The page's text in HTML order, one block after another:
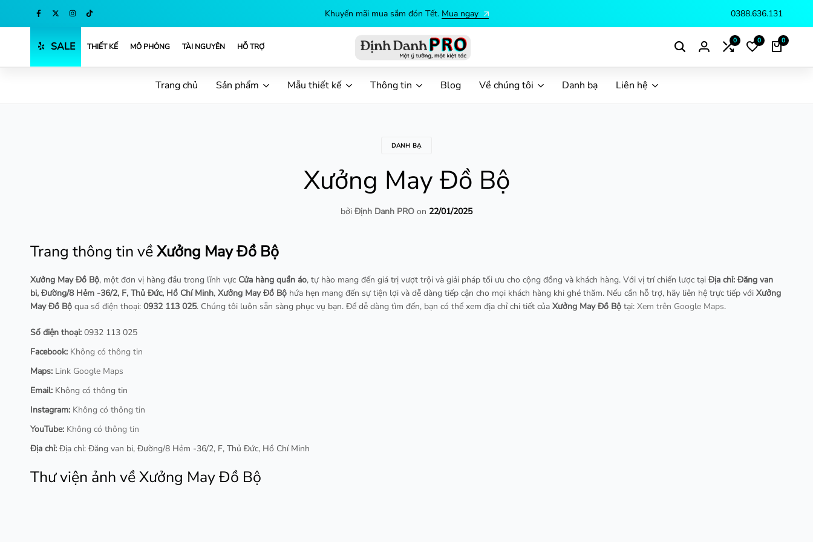
Khuyến mãi mua sắm đón Tết. Mua ngay 0388.636.131
SALE THIẾT KẾ MÔ PHỎNG TÀI NGUYÊN HỖ TRỢ
Danh
vụ
0 0 0
Trang chủ Sản phẩm Mẫu thiết kế Thông tin Blog Về chúng tôi Danh bạ Liên hệ
DANH BẠ
Xưởng May Đồ Bộ
bởi Định Danh PRO on 22/01/2025
Trang thông tin vềXưởng May Đồ Bộ
Xưởng May Đồ Bộ, một đơn vị hàng đầu trong lĩnh vực Cửa hàng quần áo, tự hào mang đến giá trị vượt trội và giải pháp tối ưu cho cộng đồng và khách hàng. Với vị trí chiến lược tại Địa chỉ: Đăng van
bi, Đường/8 Hẻm -36/2, F, Thủ Đức, Hồ Chí Minh, Xưởng May Đồ Bộ hứa hẹn mang đến sự tiện lợi và dễ dàng tiếp cận cho mọi khách hàng khi ghé thăm. Nếu cần hỗ trợ, hãy liên hệ trực tiếp với Xưởng
May Đồ Bộ qua số điện thoại: 0932 113 025. Chúng tôi luôn sẵn sàng phục vụ bạn. Để dễ dàng tìm đến, bạn có thể xem địa chỉ chi tiết của Xưởng May Đồ Bộ tại: Xem trên Google Maps.
Số điện thoại: 0932 113 025
Facebook: Không có thông tin
Maps: Link Google Maps
Email: Không có thông tin
Instagram: Không có thông tin
YouTube: Không có thông tin
Địa chỉ: Địa chỉ: Đăng van bi, Đường/8 Hẻm -36/2, F, Thủ Đức, Hồ Chí Minh
Thư viện ảnh về Xưởng May Đồ Bộ